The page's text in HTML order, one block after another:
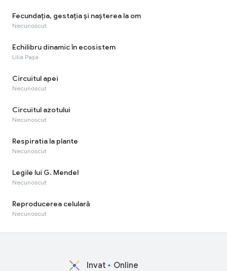
Fecundaţia, gestaţia şi naşterea la om
Necunoscut
Echilibru dinamic în ecosistem
Lilia Pașa
Circuitul apei
Necunoscut
Circuitul azotului
Necunoscut
Respiratia la plante
Necunoscut
Legile lui G. Mendel
Necunoscut
Reproducerea celulară
Necunoscut
Invat Online